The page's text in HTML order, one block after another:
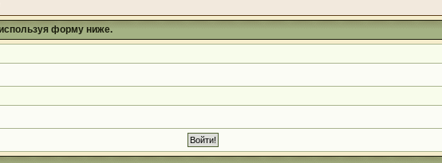
форму ниже.